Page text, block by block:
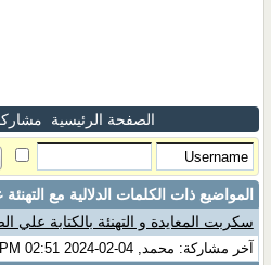
الصفحة الرئيسية
المواضيع ذات الكلمات الدلالية مع
سكربت المعايدة و التهنئة بالكتابة علي
آخر مشاركة: محمد, 04-02-2024 02:51 PM